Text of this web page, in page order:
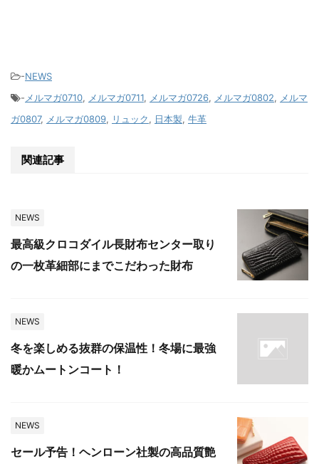
-NEWS
- メルマガ0710, メルマガ0711, メルマガ0726, メルマガ0802, メルマ
ガ0807, メルマガ0809, リュック, 日本製, 牛革
関連記事
NEWS
最高級クロコダイル長財布センター取り
の一枚革細部にまでこだわった財布
NEWS
冬を楽しめる抜群の保温性！冬場に最強
暖かムートンコート！
NEWS
セール予告！ヘンローン社製の高品質艶